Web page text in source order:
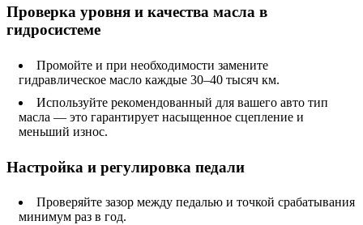
Проверка уровня и качества масла в
гидросистеме
Промойте и при необходимости замените
гидравлическое масло каждые 30–40 тысяч км.
Используйте рекомендованный для вашего авто тип
масла — это гарантирует насыщенное сцепление и
меньший износ.
Настройка и регулировка педали
Проверяйте зазор между педалью и точкой срабатывания
минимум раз в год.